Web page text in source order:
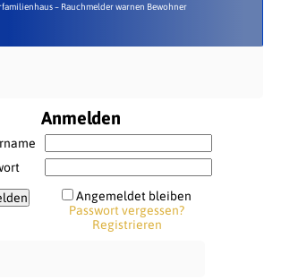
– Rauchmelder warnen Bewohner
Anmelden
Angemeldet bleiben
Passwort vergessen?
Registrieren